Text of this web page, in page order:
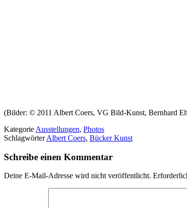
(Bilder: © 2011 Albert Coers, VG Bild-Kunst, Bernhard
Kategorie Ausstellungen, Photos
SchlagwörterAlbert Coers, Bücker Kunst
Schreibe einen Kommentar
Deine E-Mail-Adresse wird nicht veröffentlicht.